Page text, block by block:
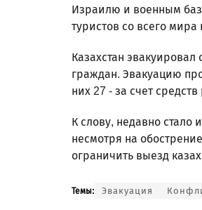
Израилю и военным
туристов со всего
Казахстан
граждан. Эвакуацию
них 27 - за счет
К слову, недавно стало
несмотря на
ограничить выезд
Темы: Эвакуация